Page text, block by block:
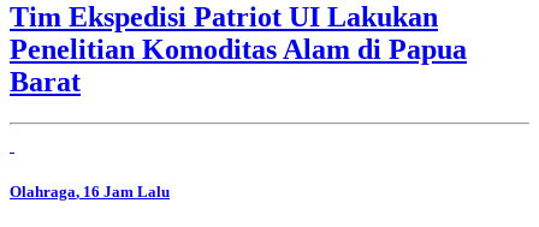
Tim Ekspedisi Patriot UI Lakukan
Penelitian Komoditas Alam di Papua
Barat
Olahraga, 16 Jam Lalu